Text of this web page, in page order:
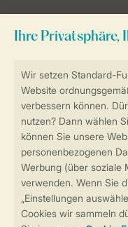
Sicher und
Sichere
Sicheres Bezahlen